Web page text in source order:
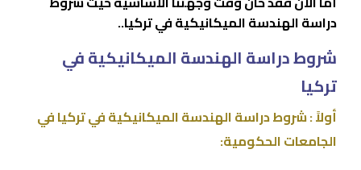
دراسة الهندسة الميكانيكية في تركيا..
شروط دراسة الهندسة الميكانيكية في
تركيا
أولاً : شروط دراسة الهندسة الميكانيكية في تركيا في
الجامعات الحكومية: